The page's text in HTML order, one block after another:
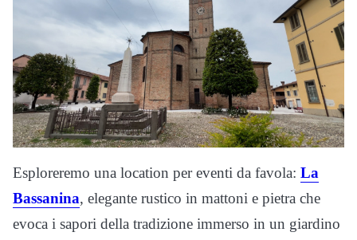
Esploreremo una location per eventi da favola: La
Bassanina, elegante rustico in mattoni e pietra che
evoca i sapori della tradizione immerso in un giardino